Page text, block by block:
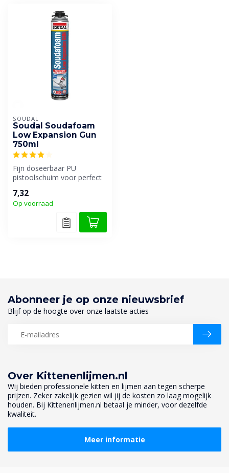
SOUDAL
Soudal Soudafoam
Low Expansion Gun
750ml
Fijn doseerbaar PU
pistoolschuim voor perfect
applicati...
7,32
Op voorraad
Over Kittenenlijmen.nl
Wij bieden professionele kitten en lijmen aan tegen scherpe
prijzen. Zeker zakelijk gezien wil jij de kosten zo laag mogelijk
houden. Bij Kittenenlijmen.nl betaal je minder, voor dezelfde
kwaliteit.
Meer informatie
Abonneer je op onze nieuwsbrief
Blijf op de hoogte over onze laatste acties